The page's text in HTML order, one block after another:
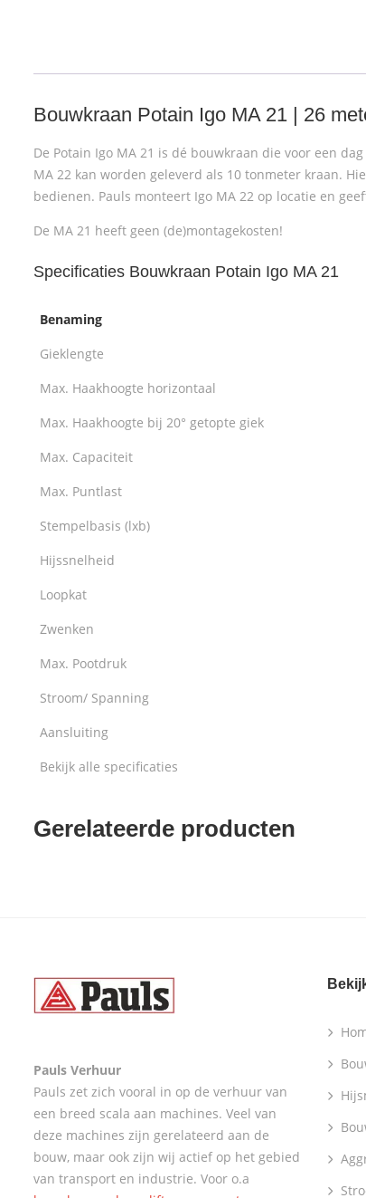
Bouwkraan Potain Igo MA 21 | 26
De Potain Igo MA 21 is dé bouwkraan die voor een
MA 22 kan worden geleverd als 10 tonmeter kraan.
bedienen. Pauls monteert Igo MA 22 op locatie en
De MA 21 heeft geen (de)montagekosten!
Specificaties Bouwkraan Potain Igo MA 21
Benaming
Gieklengte
Max. Haakhoogte horizontaal
Max. Haakhoogte bij 20° getopte giek
Max. Capaciteit
Max. Puntlast
Stempelbasis (lxb)
Hijssnelheid
Loopkat
Zwenken
Max. Pootdruk
Stroom/ Spanning
Aansluiting
Bekijk alle specificaties
Gerelateerde producten
Pauls Verhuur
Pauls zet zich vooral in op de verhuur van
een breed scala aan machines. Veel van
deze machines zijn gerelateerd aan de
bouw, maar ook zijn wij actief op het gebied
van transport en industrie. Voor o.a